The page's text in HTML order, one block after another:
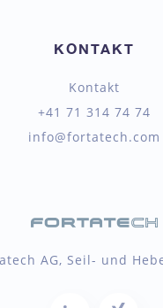
KONTAKT
Kontakt
+41 71 314 74 74
info@fortatech.com
AG, Seil- und